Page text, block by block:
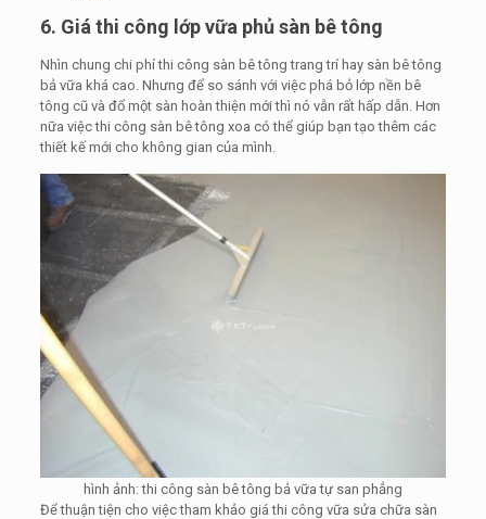
6. Giá thi công lớp vữa phủ sàn bê tông
Nhìn chung chi phí thi công sàn bê tông trang trí hay sàn bê tông
bả vữa khá cao. Nhưng để so sánh với việc phá bỏ lớp nền bê
tông cũ và đổ một sàn hoàn thiện mới thì nó vẫn rất hấp dẫn. Hơn
nữa việc thi công sàn bê tông xoa có thể giúp bạn tạo thêm các
thiết kế mới cho không gian của mình.
hình ảnh: thi công sàn bê tông bả vữa tự san phẳng
Để thuận tiện cho việc tham khảo giá thi công vữa sửa chữa sàn